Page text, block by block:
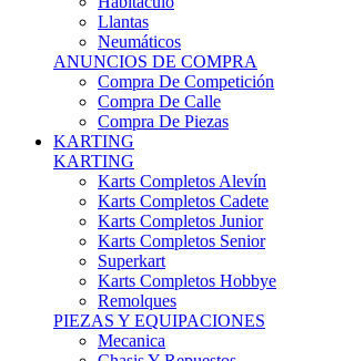
Neumáticos
ANUNCIOS DE COMPRA
Compra De Competición
Compra De Calle
Compra De Piezas
KARTING
KARTING
Karts Completos Alevín
Karts Completos Cadete
Karts Completos Junior
Karts Completos Senior
Superkart
Karts Completos Hobbye
Remolques
PIEZAS Y EQUIPACIONES
Mecanica
Chasis Y Repuestos
Frenos